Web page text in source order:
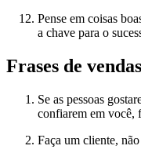
Pense em coisas
a chave para o
Frases de
Se as pessoas
confiarem em você,
Faça um cliente,